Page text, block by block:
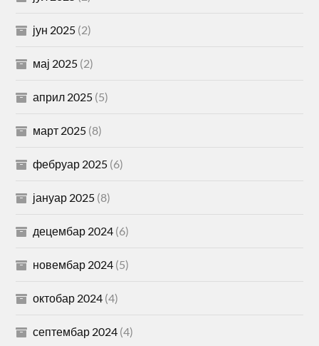
јун 2025 (2)
мај 2025 (2)
април 2025 (5)
март 2025 (8)
фебруар 2025 (6)
јануар 2025 (8)
децембар 2024 (6)
новембар 2024 (5)
октобар 2024 (4)
септембар 2024 (4)